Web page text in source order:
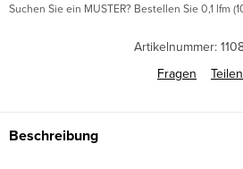
Suchen Sie ein MUSTER? Bestellen Sie 0,1 lfm
Artikelnummer:
Fragen
Teilen
Beschreibung